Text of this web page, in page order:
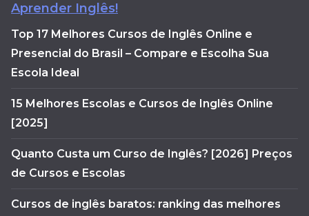
Aprender Inglês!
Top 17 Melhores Cursos de Inglês Online e
Presencial do Brasil – Compare e Escolha Sua
Escola Ideal
15 Melhores Escolas e Cursos de Inglês Online
[2025]
Quanto Custa um Curso de Inglês? [2026] Preços
de Cursos e Escolas
Cursos de inglês baratos: ranking das melhores